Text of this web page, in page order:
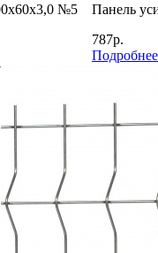
№5
Панель
787р.
Подробнее